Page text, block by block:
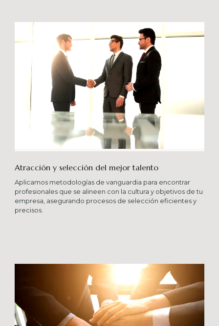
potencien su crecimiento en los niveles
esperados combinando una serie de buenas
prácticas y diversas metodologías.
Atracción y selección del mejor talento
Aplicamos metodologías de vanguardia para encontrar
profesionales que se alineen con la cultura y objetivos de tu
empresa, asegurando procesos de selección eficientes y
precisos.